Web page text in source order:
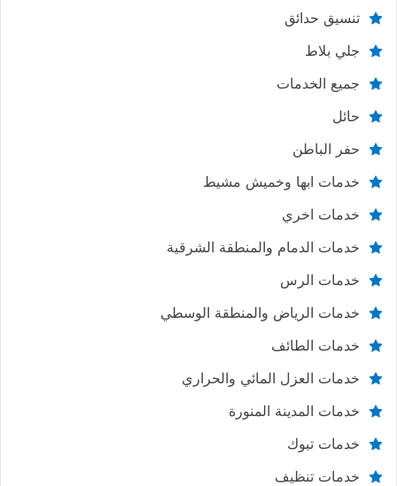
تنسيق حدائق
جلي بلاط
جميع الخدمات
حائل
حفر الباطن
خدمات ابها وخميش مشيط
خدمات اخري
خدمات الدمام والمنطقة الشرقية
خدمات الرس
خدمات الرياض والمنطقة الوسطي
خدمات الطائف
خدمات العزل المائي والحراري
خدمات المدينة المنورة
خدمات تبوك
خدمات تنظيف